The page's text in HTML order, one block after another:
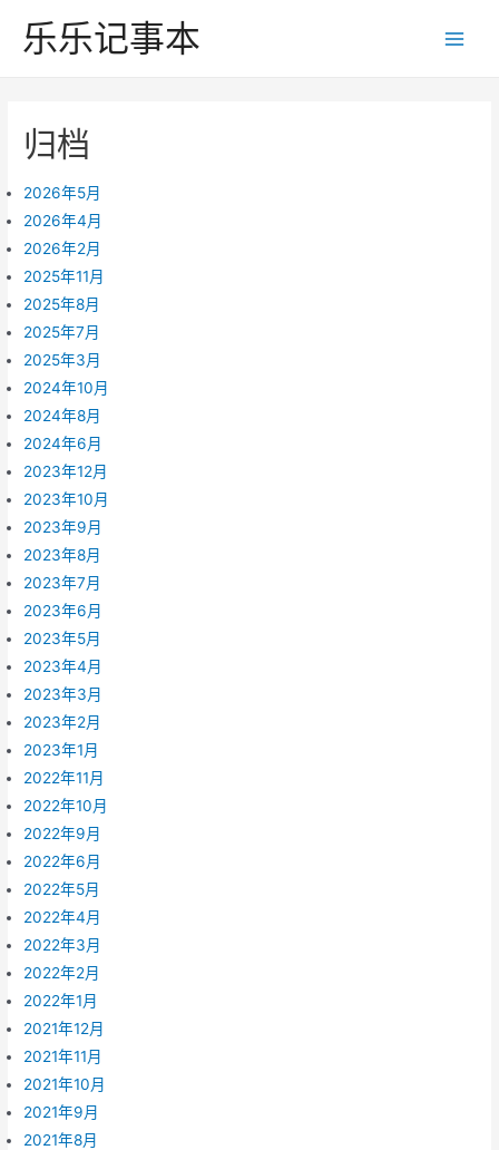
乐乐记事本
归档
2026年5月
2026年4月
2026年2月
2025年11月
2025年8月
2025年7月
2025年3月
2024年10月
2024年8月
2024年6月
2023年12月
2023年10月
2023年9月
2023年8月
2023年7月
2023年6月
2023年5月
2023年4月
2023年3月
2023年2月
2023年1月
2022年11月
2022年10月
2022年9月
2022年6月
2022年5月
2022年4月
2022年3月
2022年2月
2022年1月
2021年12月
2021年11月
2021年10月
2021年9月
2021年8月